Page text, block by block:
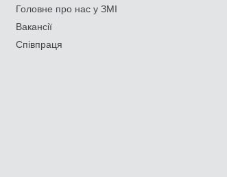
Головне про нас у ЗМІ
Вакансії
Співпраця